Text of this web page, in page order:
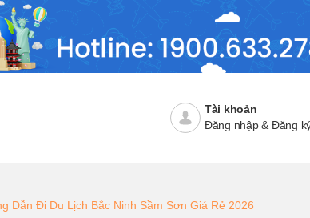
Tài khoản
Đăng nhập& Đăng
Dẫn Đi Du Lịch Bắc Ninh Sầm Sơn Giá Rẻ 2026